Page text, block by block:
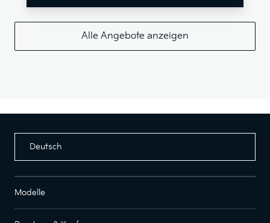
Alle Angebote anzeigen
Deutsch
Modelle